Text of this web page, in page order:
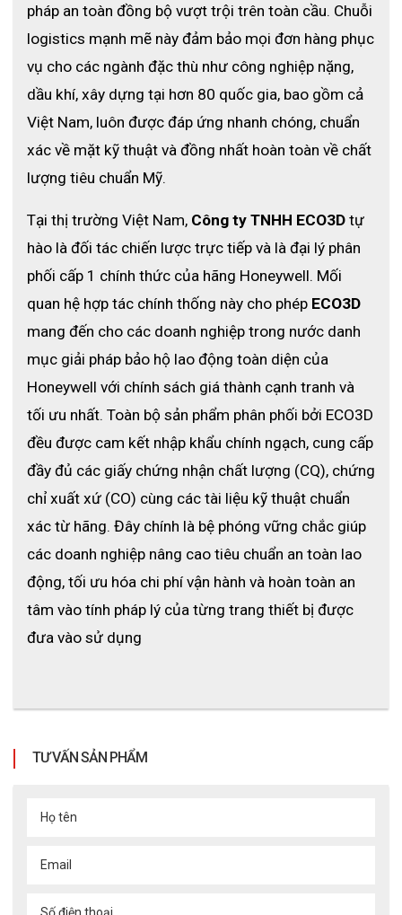
pháp an toàn đồng bộ vượt trội trên toàn cầu. Chuỗi
logistics mạnh mẽ này đảm bảo mọi đơn hàng phục
vụ cho các ngành đặc thù như công nghiệp nặng,
dầu khí, xây dựng tại hơn 80 quốc gia, bao gồm cả
Việt Nam, luôn được đáp ứng nhanh chóng, chuẩn
xác về mặt kỹ thuật và đồng nhất hoàn toàn về chất
lượng tiêu chuẩn Mỹ.
Tại thị trường Việt Nam, Công ty TNHH ECO3D tự
hào là đối tác chiến lược trực tiếp và là đại lý phân
phối cấp 1 chính thức của hãng Honeywell. Mối
quan hệ hợp tác chính thống này cho phép ECO3D
mang đến cho các doanh nghiệp trong nước danh
mục giải pháp bảo hộ lao động toàn diện của
Honeywell với chính sách giá thành cạnh tranh và
tối ưu nhất. Toàn bộ sản phẩm phân phối bởi ECO3D
đều được cam kết nhập khẩu chính ngạch, cung cấp
đầy đủ các giấy chứng nhận chất lượng (CQ), chứng
chỉ xuất xứ (CO) cùng các tài liệu kỹ thuật chuẩn
xác từ hãng. Đây chính là bệ phóng vững chắc giúp
các doanh nghiệp nâng cao tiêu chuẩn an toàn lao
động, tối ưu hóa chi phí vận hành và hoàn toàn an
tâm vào tính pháp lý của từng trang thiết bị được
đưa vào sử dụng
TƯ VẤN SẢN PHẨM
Họ tên
Email